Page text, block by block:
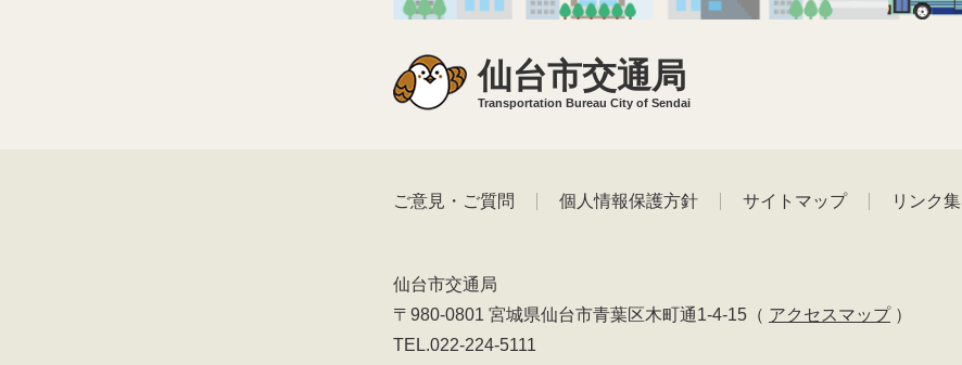
仙台市交通局
Transportation Bureau City of Sendai
ご意見・ご質問 個人情報保護方針 サイトマップ リンク集
仙台市交通局
〒980-0801 宮城県仙台市青葉区木町通1-4-15 （ アクセスマップ）
TEL.022-224-5111